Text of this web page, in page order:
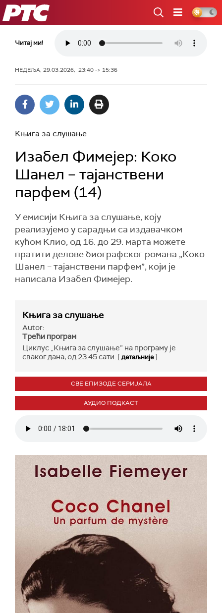
РТС
Читај ми!
НЕДЕЉА, 29.03.2026, 23:40 -> 15:36
Књига за слушање
Изабел Фимејер: Коко
Шанел – тајанствени
парфем (14)
У емисији Књига за слушање, коју
реализујемо у сарадњи са издавачком
кућом Клио, од 16. до 29. марта можете
пратити делове биографског романа „Коко
Шанел – тајанствени парфем”, који је
написала Изабел Фимејер.
Књига за слушање
Autor:
Трећи програм
Циклус „Књига за слушање” на програму је
сваког дана, од 23.45 сати. [детаљније]
СВЕ ЕПИЗОДЕ СЕРИЈАЛА
АУДИО ПОДКАСТ